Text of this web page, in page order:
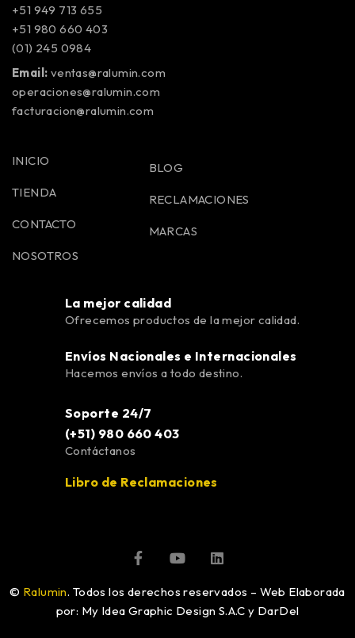
+51 949 713 655
+51 980 660 403
(01) 245 0984
Email: ventas@ralumin.com
operaciones@ralumin.com
facturacion@ralumin.com
INICIO
TIENDA
CONTACTO
NOSOTROS
BLOG
RECLAMACIONES
MARCAS
La mejor calidad
Ofrecemos productos de la mejor calidad.
Envíos Nacionales e Internacionales
Hacemos envíos a todo destino.
Soporte 24/7
(+51) 980 660 403
Contáctanos
Libro de Reclamaciones
© Ralumin. Todos los derechos reservados – Web Elaborada
por: My Idea Graphic Design S.A.C y DarDel